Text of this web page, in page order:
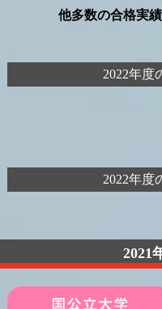
他多数の合格実
2022年度
2022年度
2021